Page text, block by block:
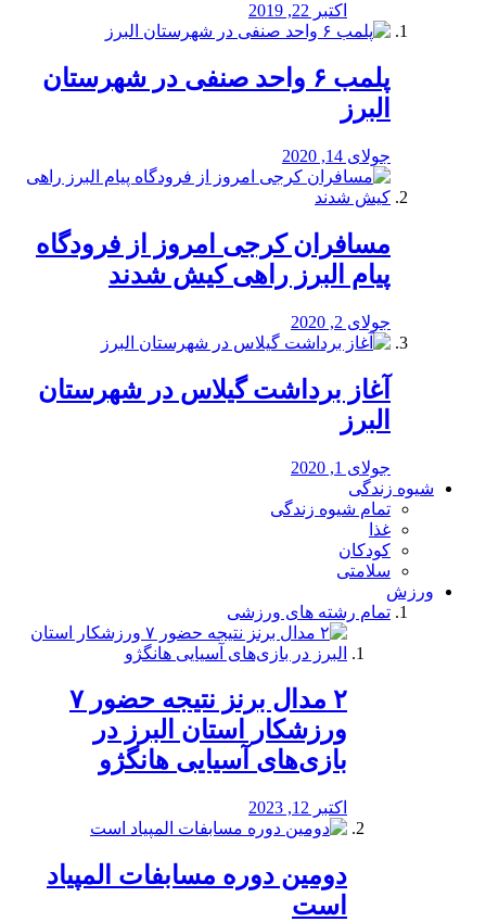
اکتبر 22, 2019
پلمب ۶ واحد صنفی در شهرستان
البرز
جولای 14, 2020
مسافران کرجی امروز از فرودگاه
پیام البرز راهی کیش شدند
جولای 2, 2020
آغاز برداشت گیلاس در شهرستان
البرز
جولای 1, 2020
شیوه زندگی
تمام شیوه زندگی
غذا
کودکان
سلامتی
ورزش
تمام رشته های ورزشی
۲ مدال برنز نتیجه حضور ۷
ورزشکار استان البرز در
بازی‌های آسیایی هانگژو
اکتبر 12, 2023
دومین دوره مسابفات المپیاد
است